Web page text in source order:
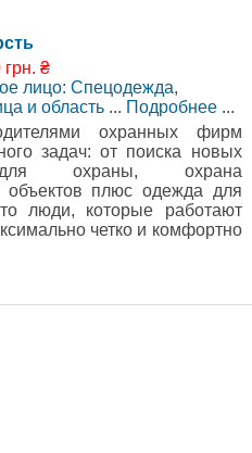
₴
лицо: Спецодежда,
и область ... Подробнее ...
охранных фирм
задач: от поиска новых
охраны, охрана
объектов плюс одежда для
люди, которые работают
четко и комфортно